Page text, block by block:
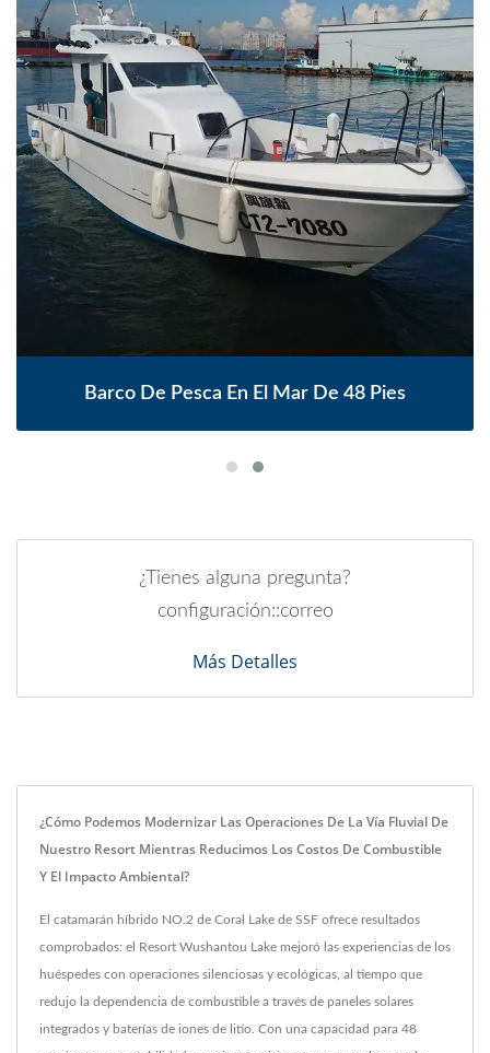
Barco De Pesca En El Mar De 48 Pies
¿Tienes alguna pregunta?
configuración::correo
Más Detalles
¿Cómo Podemos Modernizar Las Operaciones De La Vía Fluvial De
Nuestro Resort Mientras Reducimos Los Costos De Combustible
Y El Impacto Ambiental?
El catamarán híbrido NO.2 de Coral Lake de SSF ofrece resultados
comprobados: el Resort Wushantou Lake mejoró las experiencias de los
huéspedes con operaciones silenciosas y ecológicas, al tiempo que
redujo la dependencia de combustible a través de paneles solares
integrados y baterías de iones de litio. Con una capacidad para 48